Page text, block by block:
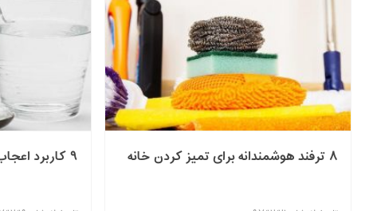
۸ ترفند هوشمندانه برای تمیز کردن خانه ۹ کاربرد اعجاب انگیز جوش شیرین